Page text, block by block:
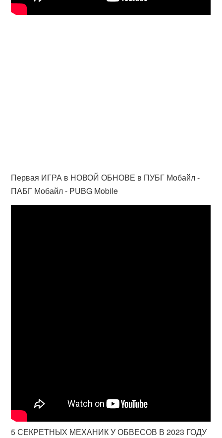
Первая ИГРА в НОВОЙ ОБНОВЕ в ПУБГ Мобайл -
ПАБГ Мобайл - PUBG Mobile
5 СЕКРЕТНЫХ МЕХАНИК У ОБВЕСОВ В 2023 ГОДУ